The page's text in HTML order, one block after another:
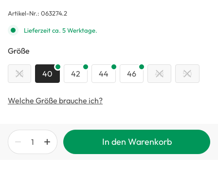
Artikel-Nr.: 063274.2
Lieferzeit ca. 5 Werktage.
Größe
38 40 42 44 46 48 50
Welche Größe brauche ich?
In den Warenkorb